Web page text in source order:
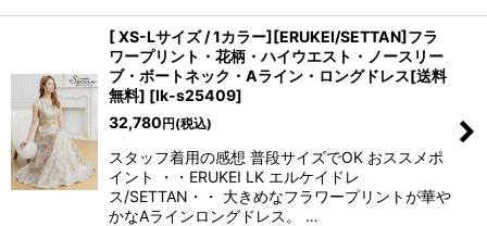
[ XS-Lサイズ / 1カラー][ERUKEI/SETTAN]フラ
ワープリント・花柄・ハイウエスト・ノースリー
ブ・ボートネック・Aライン・ロングドレス[送料
無料] [lk-s25409]
32,780円(税込)
スタッフ着用の感想 普段サイズでOK おススメポ
イント ・・ERUKEI LK エルケイドレ
ス/SETTAN・・ 大きめなフラワープリントが華や
かなAラインロングドレス。 …